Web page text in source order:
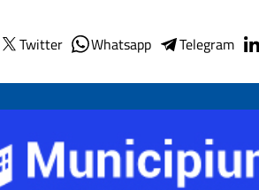
Twitter Whatsapp Telegram